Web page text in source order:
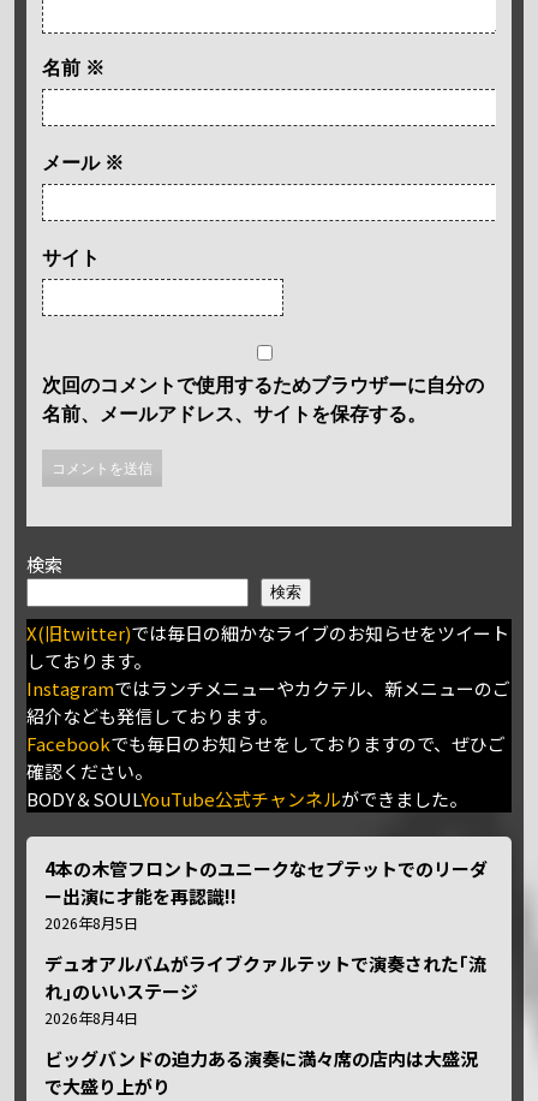
名前 ※
メール ※
サイト
次回のコメントで使用するためブラウザーに自分の
名前、メールアドレス、サイトを保存する。
検索
検索
X(旧twitter)では毎日の細かなライブのお知らせをツイート
しております。
Instagramではランチメニューやカクテル、新メニューのご
紹介なども発信しております。
Facebookでも毎日のお知らせをしておりますので、ぜひご
確認ください。
BODY＆SOULYouTube公式チャンネルができました。
4本の木管フロントのユニークなセプテットでのリーダ
ー出演に才能を再認識!!
2026年8月5日
デュオアルバムがライブクァルテットで演奏された｢流
れ｣のいいステージ
2026年8月4日
ビッグバンドの迫力ある演奏に満々席の店内は大盛況
で大盛り上がり